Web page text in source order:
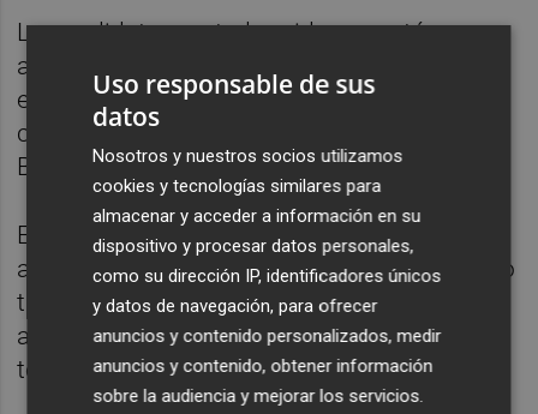
La candidatura estadounidense optó por
aprovechar los estadios que utilizan los
equipos de la NFL, algunos en uso
compartido con equipos de la MLS (Seattle,
Boston y Atlanta).
Eso le garantizaba recintos modernos y
aforos de más de 50.000 espectadores, pero
también la necesidad de retirar el césped
artificial y adaptar las dimensiones del
terreno de juego.
Uso responsable de sus
datos
Nosotros y nuestros socios utilizamos
cookies y tecnologías similares para
almacenar y acceder a información en su
dispositivo y procesar datos personales,
como su dirección IP, identificadores únicos
y datos de navegación, para ofrecer
anuncios y contenido personalizados, medir
anuncios y contenido, obtener información
sobre la audiencia y mejorar los servicios.